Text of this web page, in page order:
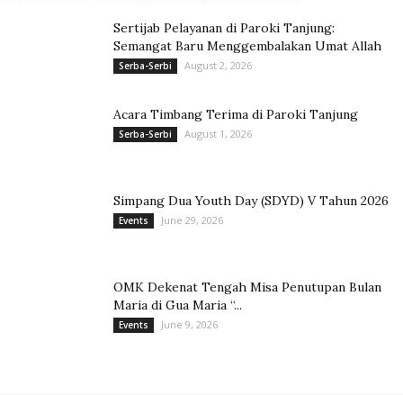
Sertijab Pelayanan di Paroki Tanjung:
Semangat Baru Menggembalakan Umat Allah
Serba-Serbi August 2, 2026
Acara Timbang Terima di Paroki Tanjung
Serba-Serbi August 1, 2026
Simpang Dua Youth Day (SDYD) V Tahun 2026
Events June 29, 2026
OMK Dekenat Tengah Misa Penutupan Bulan
Maria di Gua Maria “...
Events June 9, 2026